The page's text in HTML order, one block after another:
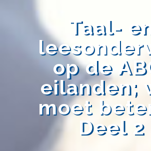
Taal-
op de
eilanden;
moet
Deel 2